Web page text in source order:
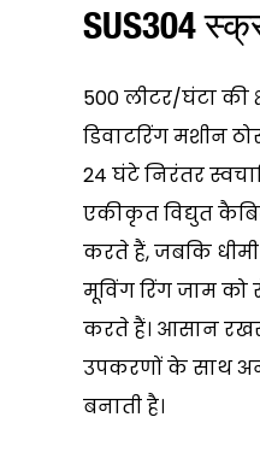
SUS304
500 लीटर/घंटा की
डिवाटरिंग मशीन
24 घंटे निरंतर
एकीकृत विद्युत
करते हैं, जबकि
मूविंग रिंग जाम
करते हैं। आसान
उपकरणों के साथ
बनाती है।